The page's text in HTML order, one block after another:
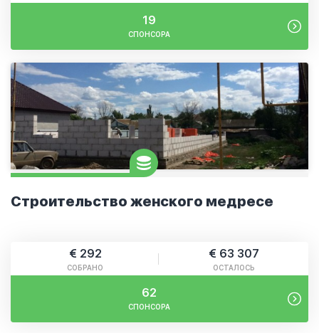
19
СПОНСОРА
Строительство женского медресе
€ 292
СОБРАНО
€ 63 307
ОСТАЛОСЬ
62
СПОНСОРА